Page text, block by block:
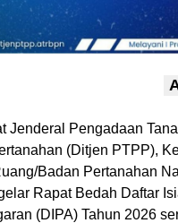
Jenderal Pengadaan
(Ditjen PTPP),
Badan Pertanahan
Rapat Bedah Daftar
(DIPA) Tahun 2026